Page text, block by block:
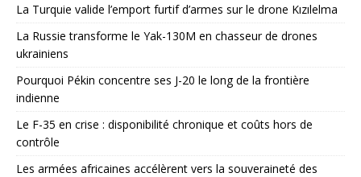
La Turquie valide l’emport furtif d’armes sur le drone Kızılelma
La Russie transforme le Yak-130M en chasseur de drones
ukrainiens
Pourquoi Pékin concentre ses J-20 le long de la frontière
indienne
Le F-35 en crise : disponibilité chronique et coûts hors de
contrôle
Les armées africaines accélèrent vers la souveraineté des